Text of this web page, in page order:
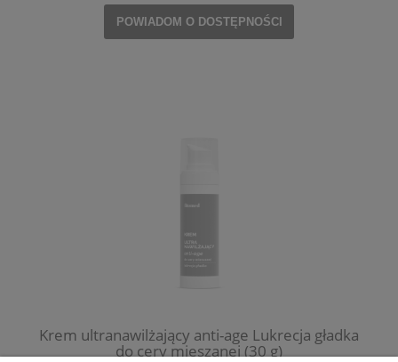
POWIADOM O DOSTĘPNOŚCI
Krem ultranawilżający anti-age Lukrecja gładka
do cery mieszanej (30 g)